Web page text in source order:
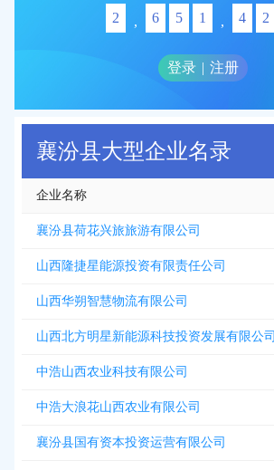
2 , 6 5 1 , 4 2
登录 | 注册
襄汾县大型企业名录
企业名称
襄汾县荷花兴旅旅游有限公司
山西隆捷星能源投资有限责任公司
山西华朔智慧物流有限公司
山西北方明星新能源科技投资发展有限公司
中浩山西农业科技有限公司
中浩大浪花山西农业有限公司
襄汾县国有资本投资运营有限公司